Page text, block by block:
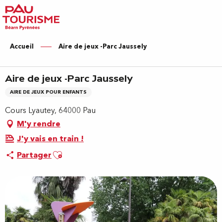
Aller
au
contenu
principal
Accueil Aire de jeux -Parc Jaussely
Aire de jeux -Parc Jaussely
AIRE DE JEUX POUR ENFANTS
Cours Lyautey, 64000 Pau
M'y rendre
J'y vais en train !
PartagerAjouter aux favoris